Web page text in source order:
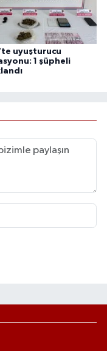
uyuşturucu
1 şüpheli